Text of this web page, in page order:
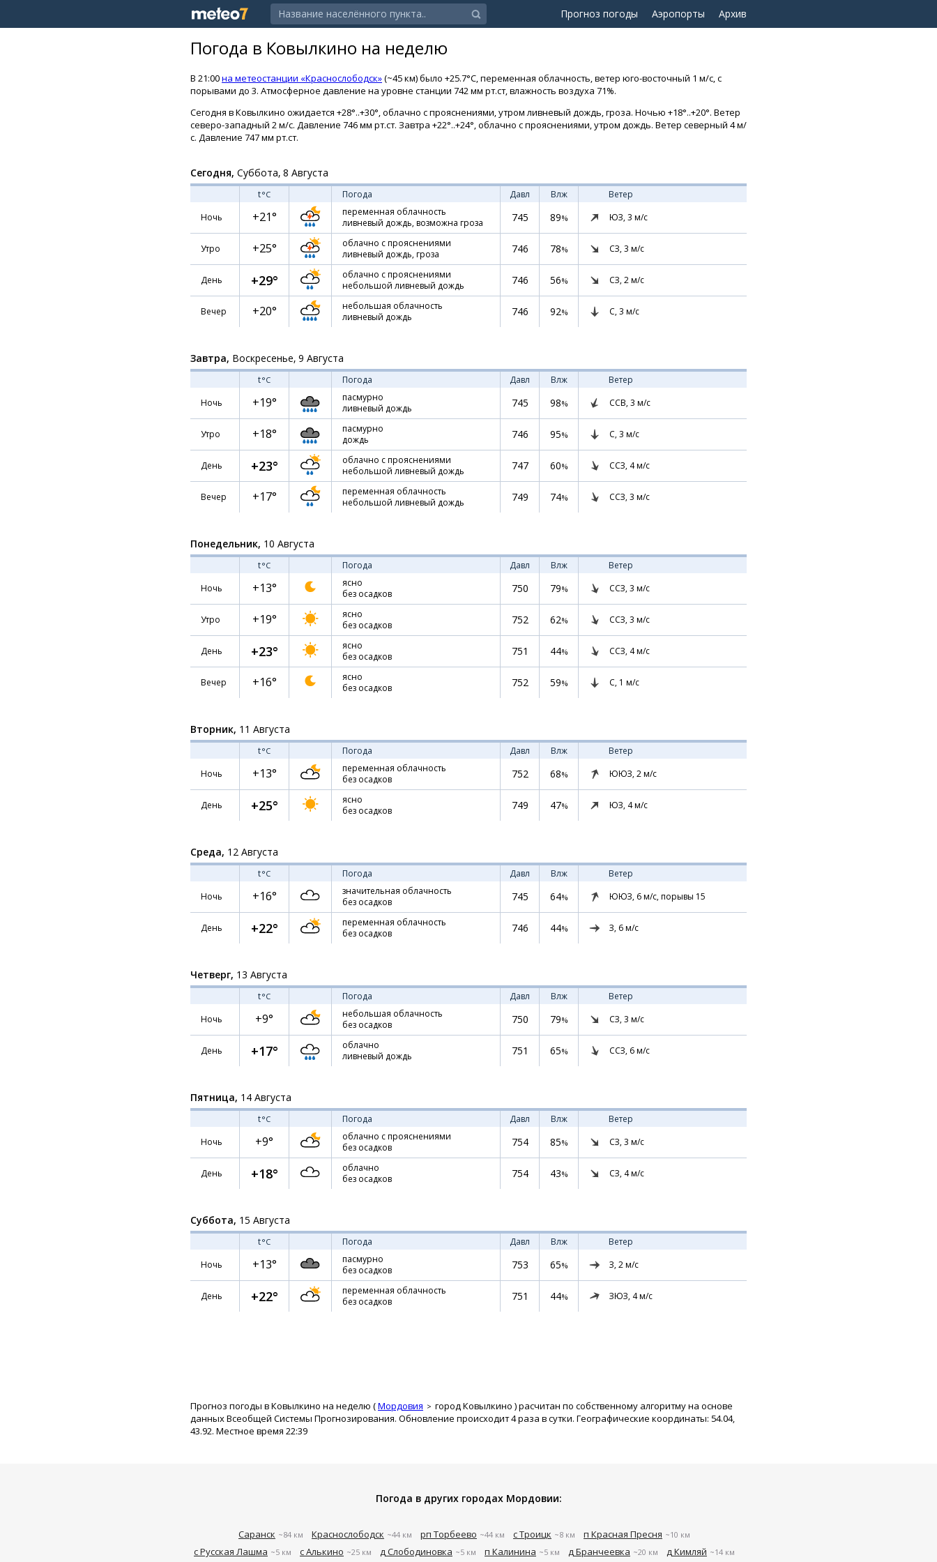
Прогноз погоды Аэропорты Архив
Погода в Ковылкино на неделю
В 21:00на метеостанции «Краснослободск»(~45 км) было +25.7°C, переменная облачность, ветер юго-восточный 1 м/с, с
порывами до 3. Атмосферное давление на уровне станции 742 мм рт.ст, влажность воздуха 71%.
Сегодня в Ковылкино ожидается +28°..+30°, облачно с прояснениями, утром ливневый дождь, гроза. Ночью +18°..+20°. Ветер
северо-западный 2 м/с. Давление 746 мм рт.ст. Завтра +22°..+24°, облачно с прояснениями, утром дождь. Ветер северный 4 м/
с. Давление 747 мм рт.ст.
Сегодня, Суббота, 8 Августа
t°C Погода Давл Влж
Ветер
Ночь
+21°
переменная облачность
ливневый дождь, возможна гроза
745 89% ЮЗ, 3 м/с
Утро +25°
облачно с прояснениями
ливневый дождь, гроза
746 78% СЗ, 3 м/с
День +29°
облачно с прояснениями
небольшой ливневый дождь
746 56% СЗ, 2м/с
Вечер +20°
небольшая облачность
ливневый дождь
746 92% С, 3 м/с
Завтра, Воскресенье, 9 Августа
t°C Погода Давл Влж
Ветер
Ночь
+19°
пасмурно
ливневый дождь
745 98% ССВ, 3 м/с
Утро +18°
пасмурно
дождь
746 95% С, 3 м/с
День +23°
облачно с прояснениями
небольшой ливневый дождь
747 60% ССЗ, 4м/с
Вечер +17°
переменная облачность
небольшой ливневый дождь
749 74% ССЗ, 3 м/с
Понедельник, 10 Августа
t°C Погода Давл Влж
Ветер
Ночь
+13°
ясно
без осадков
750 79% ССЗ, 3 м/с
Утро +19°
ясно
без осадков
752 62% ССЗ, 3 м/с
День +23°
ясно
без осадков
751 44% ССЗ, 4м/с
Вечер +16°
ясно
без осадков
752 59% С, 1 м/с
Вторник, 11 Августа
t°C Погода Давл Влж
Ветер
Ночь
+13°
переменная облачность
без осадков
752 68% ЮЮЗ, 2м/с
День +25°
ясно
без осадков
749 47% ЮЗ, 4м/с
Среда, 12 Августа
t°C Погода Давл Влж
Ветер
Ночь
+16°
значительная облачность
без осадков
745 64% ЮЮЗ, 6м/с, порывы 15
День +22°
переменная облачность
без осадков
746 44% З, 6м/с
Четверг, 13 Августа
t°C Погода Давл Влж
Ветер
Ночь
+9°
небольшая облачность
без осадков
750 79% СЗ, 3 м/с
День +17°
облачно
ливневый дождь
751 65% ССЗ, 6м/с
Пятница, 14 Августа
t°C Погода Давл Влж
Ветер
Ночь
+9°
облачно с прояснениями
без осадков
754 85% СЗ, 3 м/с
День +18°
облачно
без осадков
754 43% СЗ, 4м/с
Суббота, 15 Августа
t°C Погода Давл Влж
Ветер
Ночь
+13°
пасмурно
без осадков
753 65% З, 2м/с
День +22°
переменная облачность
без осадков
751 44% ЗЮЗ, 4м/с
Прогноз погоды в Ковылкино на неделю (Мордовия город Ковылкино ) расчитан по собственному алгоритму на основе
данных Всеобщей Системы Прогнозирования. Обновление происходит 4 раза в сутки. Географические координаты: 54.04,
43.92. Местное время 22:39
Погода в других городах Мордовии:
Саранск ~84 км Краснослободск ~44 км рп Торбеево ~44 км с Троицк ~8 км п Красная Пресня ~10 км
с Русская Лашма ~5 км с Алькино ~25 км д Слободиновка ~5 км п Калинина ~5 км д Бранчеевка ~20 км д Кимляй ~14 км